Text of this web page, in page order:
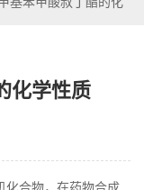
化学性质